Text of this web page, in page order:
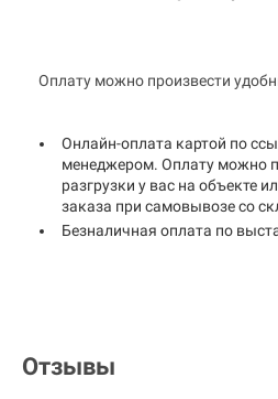
Оплату можно произвести
Онлайн-оплата картой по
менеджером. Оплату можно
разгрузки у вас на объекте
заказа при самовывозе со
Безналичная оплата по
Отзывы